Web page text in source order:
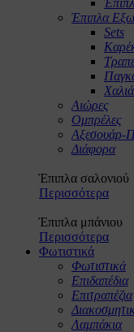
Έπιπλα
Sets
Χαλιά
Αιώρες
Ομπρέλες
Αξεσουάρ-
Διάφορα
Έπιπλα σαλονιού
Περισσότερα
Έπιπλα μπάνιου
Περισσότερα
Φωτιστικά
Φωτιστικά
Επιδαπέδια
Επιτραπέζια
Λαμπάκια